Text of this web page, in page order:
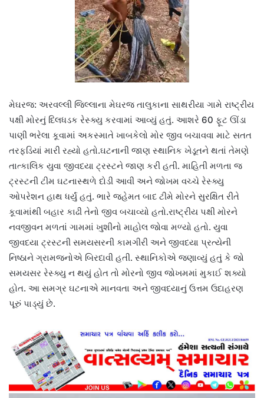
મેઘરજ: અરવલ્લી જિલ્લાના મેઘરજ તાલુકાના સાથરીયા ગામે રાષ્ટ્રીય
પક્ષી મોરનું દિલધડક રેસ્ક્યુ કરવામાં આવ્યું હતું. આશરે 60 ફૂટ ઊંડા
પાણી ભરેલા કૂવામાં અકસ્માતે ખાબકેલો મોર જીવ બચાવવા માટે સતત
તરફડિયાં મારી રહ્યો હતો.ઘટનાની જાણ સ્થાનિક ખેડૂતને થતાં તેમણે
તાત્કાલિક યુવા જીવદયા ટ્રસ્ટને જાણ કરી હતી. માહિતી મળતા જ
ટ્રસ્ટની ટીમ ઘટનાસ્થળે દોડી આવી અને જોખમ વચ્ચે રેસ્ક્યુ
ઓપરેશન હાથ ધર્યું હતું. ભારે જહેમત બાદ ટીમે મોરને સુરક્ષિત રીતે
કૂવામાંથી બહાર કાઢી તેનો જીવ બચાવ્યો હતો.રાષ્ટ્રીય પક્ષી મોરને
નવજીવન મળતાં ગામમાં ખુશીનો માહોલ જોવા મળ્યો હતો. યુવા
જીવદયા ટ્રસ્ટની સમયસરની કામગીરી અને જીવદયા પ્રત્યેની
નિષ્ઠાને ગ્રામજનોએ બિરદાવી હતી. સ્થાનિકોએ જણાવ્યું હતું કે જો
સમયસર રેસ્ક્યુ ન થયું હોત તો મોરનો જીવ જોખમમાં મુકાઈ શક્યો
હોત. આ સમગ્ર ઘટનાએ માનવતા અને જીવદયાનું ઉત્તમ ઉદાહરણ
પૂરું પાડ્યું છે.